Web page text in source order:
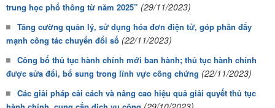
trung học phổ thông từ năm 2025” (29/11/2023)
Tăng cường quản lý, sử dụng hóa đơn điện tử, góp phần đẩy
mạnh công tác chuyển đổi số (22/11/2023)
Công bố thủ tục hành chính mới ban hành; thủ tục hành chính
được sửa đổi, bổ sung trong lĩnh vực công chứng (22/11/2023)
Các giải pháp cải cách và nâng cao hiệu quả giải quyết thủ tục